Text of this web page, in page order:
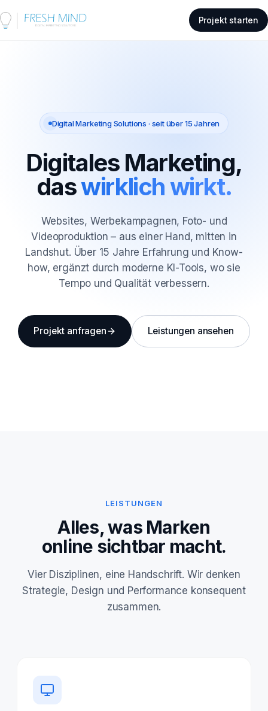
Projekt starten
Digital Marketing Solutions · seit über 15 Jahren
Digitales Marketing,
daswirklich wirkt.
Websites, Werbekampagnen, Foto- und
Videoproduktion – aus einer Hand, mitten in
Landshut. Über 15 Jahre Erfahrung und Know-
how, ergänzt durch moderne KI-Tools, wo sie
Tempo und Qualität verbessern.
Projekt anfragen Leistungen ansehen
LEISTUNGEN
Alles, was Marken
online sichtbar macht.
Vier Disziplinen, eine Handschrift. Wir denken
Strategie, Design und Performance konsequent
zusammen.